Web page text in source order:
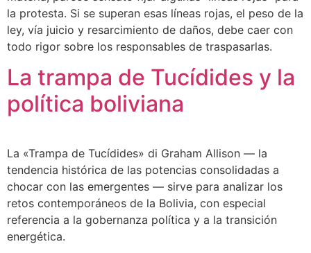
la protesta. Si se superan esas líneas rojas, el peso de la
ley, vía juicio y resarcimiento de daños, debe caer con
todo rigor sobre los responsables de traspasarlas.
La trampa de Tucídides y la
política boliviana
La «Trampa de Tucídides» di Graham Allison — la
tendencia histórica de las potencias consolidadas a
chocar con las emergentes — sirve para analizar los
retos contemporáneos de la Bolivia, con especial
referencia a la gobernanza política y a la transición
energética.